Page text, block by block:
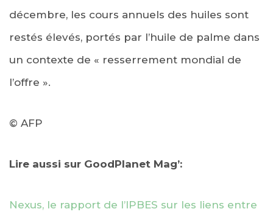
décembre, les cours annuels des huiles sont
restés élevés, portés par l’huile de palme dans
un contexte de « resserrement mondial de
l’offre ».
© AFP
Lire aussi sur GoodPlanet Mag’:
Nexus, le rapport de l’IPBES sur les liens entre